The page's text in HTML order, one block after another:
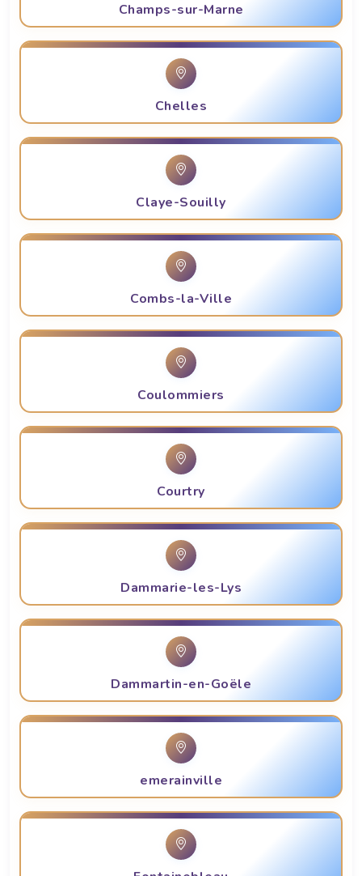
Champs-sur-Marne
Chelles
Claye-Souilly
Combs-la-Ville
Coulommiers
Courtry
Dammarie-les-Lys
Dammartin-en-Goële
emerainville